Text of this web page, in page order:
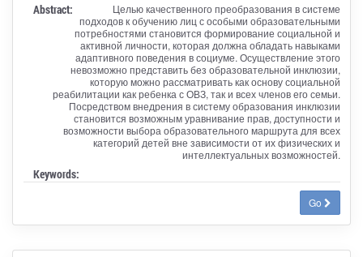
Abstract:
Целью качественного преобразования в системе
подходов к обучению лиц с особыми образовательными
потребностями становится формирование социальной и
активной личности, которая должна обладать навыками
адаптивного поведения в социуме. Осуществление этого
невозможно представить без образовательной инклюзии,
которую можно рассматривать как основу социальной
реабилитации как ребенка с ОВЗ, так и всех членов его семьи.
Посредством внедрения в систему образования инклюзии
становится возможным уравнивание прав, доступности и
возможности выбора образовательного маршрута для всех
категорий детей вне зависимости от их физических и
интеллектуальных возможностей.
Keywords:
Go